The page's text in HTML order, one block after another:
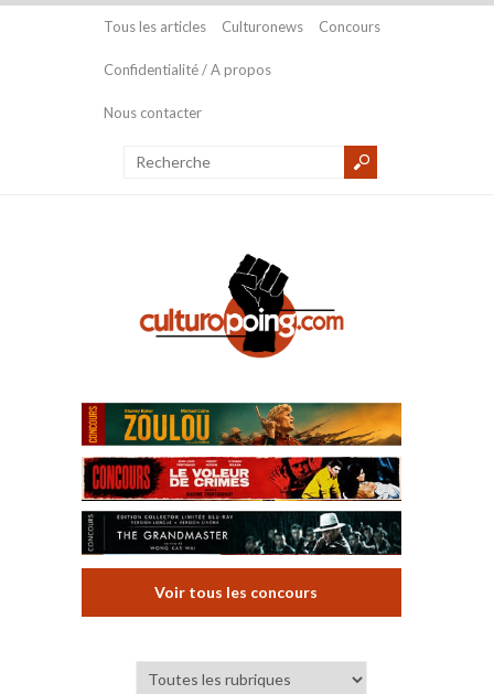
Tous les articles Culturonews Concours
Confidentialité / A propos
Nous contacter
Voir tous les concours